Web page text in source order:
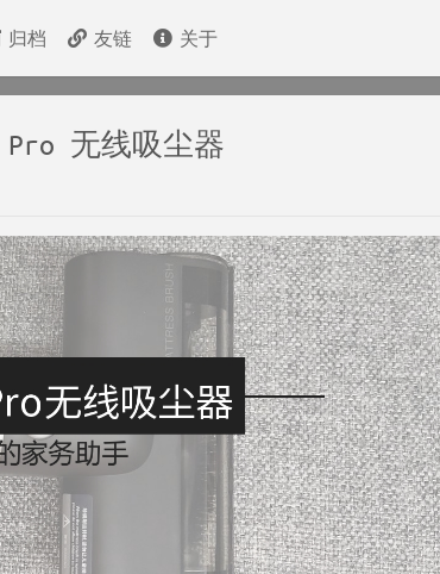
归档 友链 关于
Pro 无线吸尘器